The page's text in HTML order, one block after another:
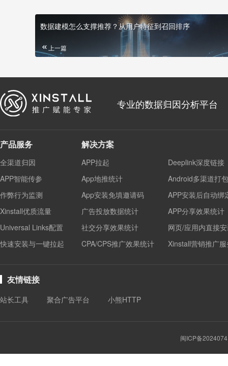
数据建模怎么支撑推荐？从用户特征到召回排序
上一篇
专业的数据归因分析平台
产品服务
全渠道归因
APP智能传参
作弊行为监测
Xinstall优质流量
Universal Links配置
快速安装与一键拉起
解决方案
APP拉起
Deeplink深度链接
App地推统计
Android多渠道打包
App安装免填邀请码
APP安装后自动绑
广告投放数据统计
APP分享效果统计
社交分享效果统计
网页/应用内直接
CPA/CPS推广效果统计
Xinstall营销推广
友情链接
站长工具 聚合广告平台 小熊HTTP
闽ICP备